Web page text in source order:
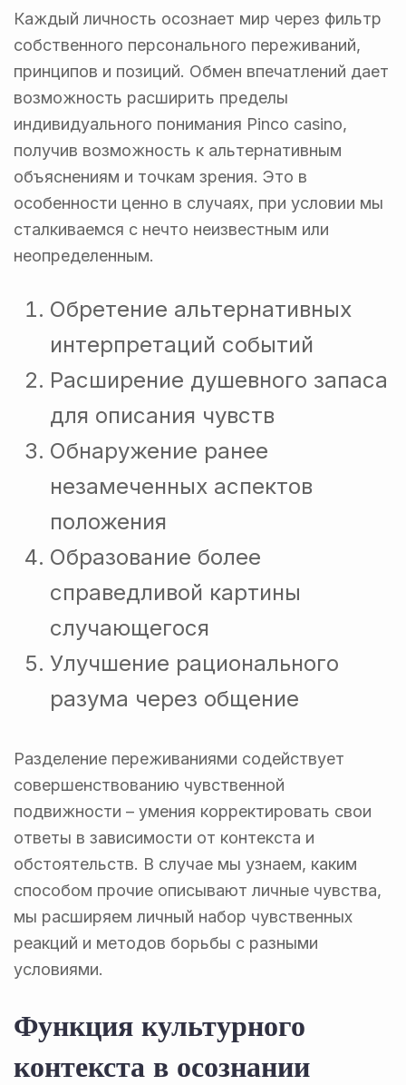
Каждый личность осознает мир через фильтр
собственного персонального переживаний,
принципов и позиций. Обмен впечатлений дает
возможность расширить пределы
индивидуального понимания Pinco casino,
получив возможность к альтернативным
объяснениям и точкам зрения. Это в
особенности ценно в случаях, при условии мы
сталкиваемся с нечто неизвестным или
неопределенным.
Обретение альтернативных
интерпретаций событий
Расширение душевного запаса
для описания чувств
Обнаружение ранее
незамеченных аспектов
положения
Образование более
справедливой картины
случающегося
Улучшение рационального
разума через общение
Разделение переживаниями содействует
совершенствованию чувственной
подвижности – умения корректировать свои
ответы в зависимости от контекста и
обстоятельств. В случае мы узнаем, каким
способом прочие описывают личные чувства,
мы расширяем личный набор чувственных
реакций и методов борьбы с разными
условиями.
Функция культурного
контекста в осознании